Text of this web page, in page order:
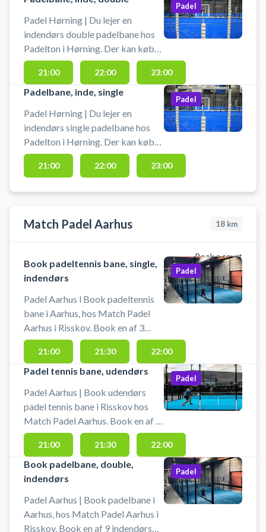
Padel Hørning | Du lejer en
indendørs double padelbane hos
Padelton i Hørning. Der kan købes
bolde, lejebat & drikkevarer i hele
centerets åbningstid. Der er gratis
parkering foran center. Der er
Padel
21:00 22:00 23:00
Padelbane, inde, single
Padel Hørning | Du lejer en
indendørs single padelbane hos
Padelton i Hørning. Der kan købes
bolde, lejebat & drikkevarer i hele
centerets åbningstid. Der er gratis
Padel
21:00 22:00 23:00
Match Padel Aarhus 18 km
Book a court
Book padeltennis bane, single,
indendørs
Padel Aarhus l Book padeltennis
bane i Aarhus, hos Match Padel
Aarhus i Risskov. Book en af 3
indendørs single padeltennis baner
og spil padeltennis i Aarhus hos
Match Padel padelcenter
Risskov. Parkering er gratis ved
booking af padeltennis bane hos
Match Padel padelcenter i Århus.
Gratis padeltennis bat til rådighed
og bolde kan købes hos Match
Padel Aarhus. Padeltennis banen
er af høj kvalitet, blåt Desso
Grand Slam underlag.
Padel
21:00 21:30 22:00
Padel tennis bane, udendørs
Padel Aarhus | Book udendørs
padel tennis bane i Risskov hos
Match Padel Aarhus. Book en af 2
udendørs double padel tennis
baner og spil padel tennis i Aarhus
under åben himmel på Match
Padels udendørs padelbaner
Risskov. Parkering er gratis ved
booking af padel tennis baner hos
Padel
21:00 21:30 22:00
Book padelbane, double,
indendørs
Padel Aarhus | Book padelbane i
Aarhus, hos Match Padel Aarhus i
Risskov. Book en af 9 indendørs
Padel